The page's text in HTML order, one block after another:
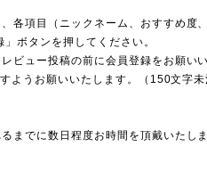
各項目（ニックネーム、おすすめ度
ボタンを押してください。
ビュー投稿の前に会員登録をお願いい
ようお願いいたします。（150文字未
までに数日程度お時間を頂戴いたしま